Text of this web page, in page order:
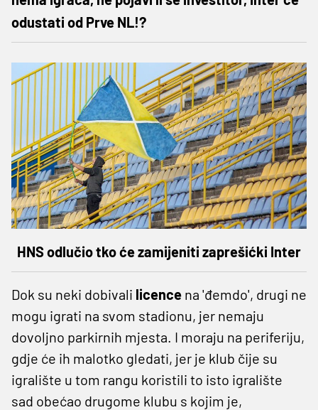
odustati od Prve NL!?
HNS odlučio tko će zamijeniti zaprešićki Inter
Dok su neki dobivali licence na 'đemdo', drugi ne
mogu igrati na svom stadionu, jer nemaju
dovoljno parkirnih mjesta. I moraju na periferiju,
gdje će ih malotko gledati, jer je klub čije su
igralište u tom rangu koristili to isto igralište
sad obećao drugome klubu s kojim je,